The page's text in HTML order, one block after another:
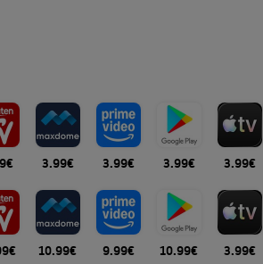
3.99€ 3.99€ 3.99€ 3.99€
10.99€ 9.99€ 10.99€ 3.99€